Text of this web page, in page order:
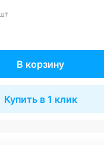
В корзину
Купить в 1 клик